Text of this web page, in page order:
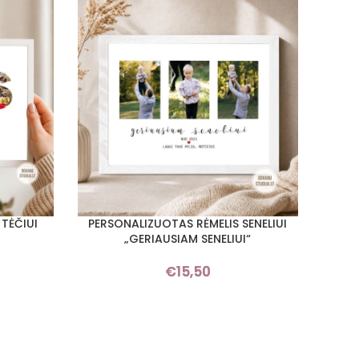
Į KREPŠELĮ
PERSONALIZUOTAS RĖMELIS SENELIUI
„GERIAUSIAM SENELIUI“
€15,50